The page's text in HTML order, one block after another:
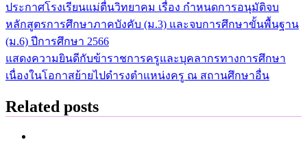
แนะแนว
เรื่อง
ประกาศโรงเรียนแม่ตื่นวิทยาคม เรื่อง กำหนดการอนุมัติจบ
หลักสูตรการศึกษาภาคบังคับ (ม.3) และจบการศึกษาขั้นพื้นฐาน
(ม.6) ปีการศึกษา 2566
แสดงความยินดีกับข้าราชการครูและบุคลากรทางการศึกษา
เนื่องในโอกาสย้ายไปดำรงตำแหน่งครู ณ สถานศึกษาอื่น
Related posts